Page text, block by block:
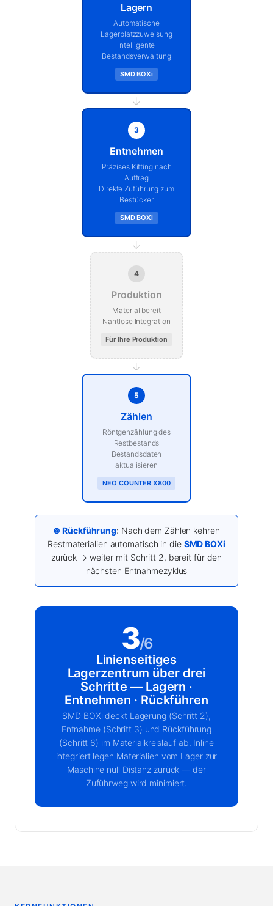
Lagern
Automatische
Lagerplatzzuweisung
Intelligente
Bestandsverwaltung
SMD BOXi
→
3
Entnehmen
Präzises Kitting nach
Auftrag
Direkte Zuführung zum
Bestücker
SMD BOXi
→
4
Produktion
Material bereit
Nahtlose Integration
Für Ihre Produktion
→
5
Zählen
Röntgenzählung des
Restbestands
Bestandsdaten
aktualisieren
NEO COUNTER X800
⊚ Rückführung: Nach dem Zählen kehren
Restmaterialien automatisch in die SMD BOXi
zurück → weiter mit Schritt 2, bereit für den
nächsten Entnahmezyklus
3/6
Linienseitiges
Lagerzentrum über drei
Schritte — Lagern ·
Entnehmen · Rückführen
SMD BOXi deckt Lagerung (Schritt 2),
Entnahme (Schritt 3) und Rückführung
(Schritt 6) im Materialkreislauf ab. Inline
integriert legen Materialien vom Lager zur
Maschine null Distanz zurück — der
Zuführweg wird minimiert.